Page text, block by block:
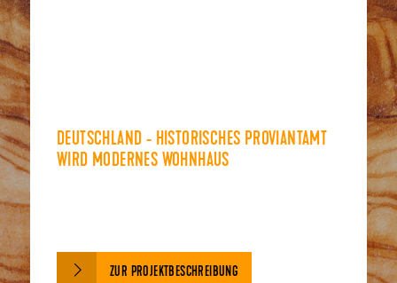
DEUTSCHLAND - HISTORISCHES PROVIANTAMT
WIRD MODERNES WOHNHAUS
ZUR PROJEKTBESCHREIBUNG